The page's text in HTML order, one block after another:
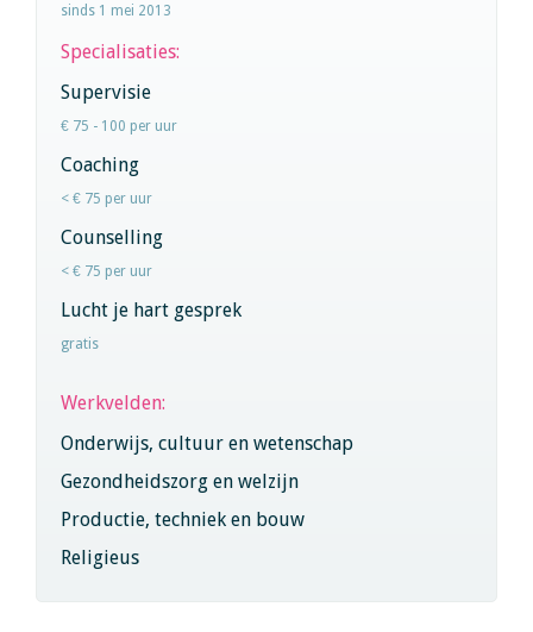
sinds 1 mei 2013
Specialisaties:
Supervisie
€ 75 - 100 per uur
Coaching
< € 75 per uur
Counselling
< € 75 per uur
Lucht je hart gesprek
gratis
Werkvelden:
Onderwijs, cultuur en wetenschap
Gezondheidszorg en welzijn
Productie, techniek en bouw
Religieus